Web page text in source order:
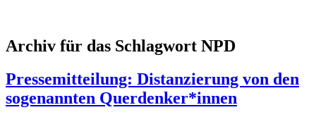
Archiv für das Schlagwort NPD
Pressemitteilung: Distanzierung von den
sogenannten Querdenker*innen